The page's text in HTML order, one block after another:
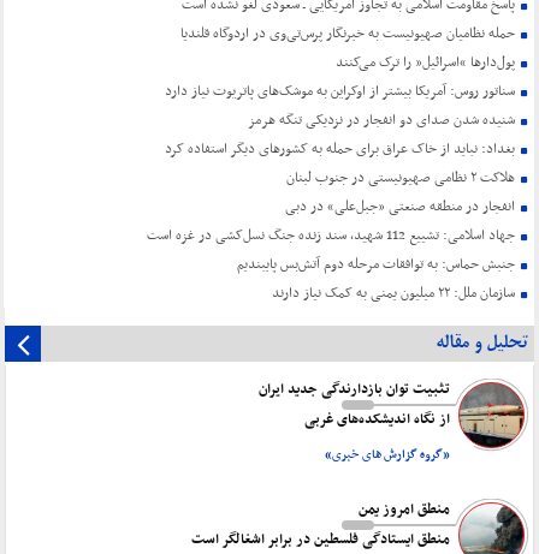
پاسخ مقاومت اسلامی به تجاوز آمریکایی ـ سعودی لغو نشده است
حمله نظامیان صهیونیست به خبرنگار پرس‌تی‌وی در اردوگاه قلندیا
پول‌دارها “اسرائیل” را ترک می‌کنند
سناتور روس: آمریکا بیشتر از اوکراین به موشک‌های پاتریوت نیاز دارد
شنیده شدن صدای دو انفجار در نزدیکی تنگه هرمز
بغداد: نباید از خاک عراق برای حمله به کشورهای دیگر استفاده کرد
هلاکت ۲ نظامی صهیونیستی در جنوب لبنان
انفجار در منطقه صنعتی «جبل‌علی» در دبی
جهاد اسلامی: تشییع 112 شهید، سند زنده جنگ نسل‌کشی در غزه است
جنبش حماس: به توافقات مرحله دوم آتش‌بس پایبندیم
سازمان ملل: ۲۲ میلیون یمنی به کمک نیاز دارند
تحلیل و مقاله
تثبیت توان بازدارندگی جدید ایران
از نگاه اندیشکده‌های غربی
«گروه گزارش های خبری»
منطق امروز یمن
منطق ایستادگی فلسطین در برابر اشغالگر است